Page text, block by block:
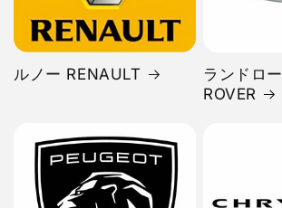
ルノー RENAULT
ランドロ
ROVER